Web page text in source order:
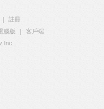
註冊
腦版
客戶端
Inc.